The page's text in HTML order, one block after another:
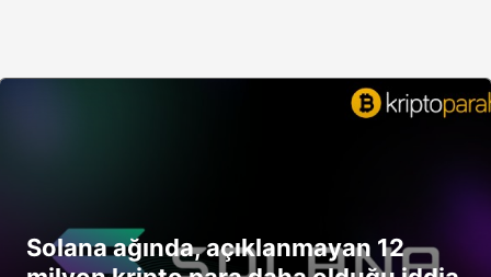
Solana ağında, açıklanmayan 12